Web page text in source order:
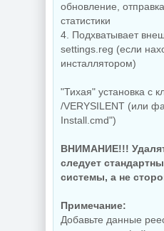
Key Finder Pro
4.1.7 by 7997
обновление,
статистики
4. Подхватывает
settings.reg (если
инсталлятором)
"Тихая" установка с
/VERYSILENT (или
Install.cmd")
ВНИМАНИЕ!!!
следует
системы, а не
Примечание:
Добавьте данные